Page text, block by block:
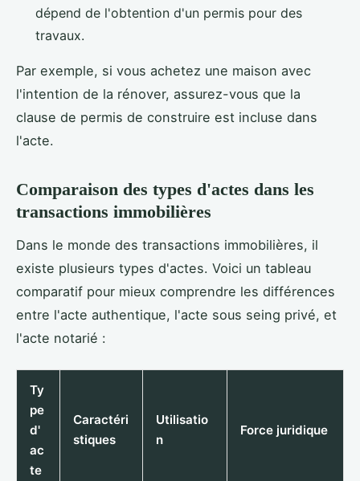
dépend de l'obtention d'un permis pour des
travaux.
Par exemple, si vous achetez une maison avec
l'intention de la rénover, assurez-vous que la
clause de permis de construire est incluse dans
l'acte.
Comparaison des types d'actes dans les
transactions immobilières
Dans le monde des transactions immobilières, il
existe plusieurs types d'actes. Voici un tableau
comparatif pour mieux comprendre les différences
entre l'acte authentique, l'acte sous seing privé, et
l'acte notarié :
Ty
pe
d'
ac
te
Caractéri
stiques
Utilisatio
n
Force juridique